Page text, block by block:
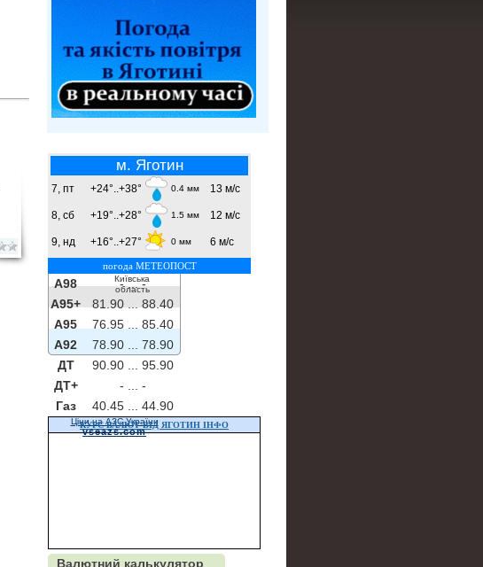
м. Яготин
7, пт +24°..+38° 0.4 мм 13 м/с
8, сб +19°..+28° 1.5 мм 12 м/с
9, нд +16°..+27° 0 мм 6 м/с
погода МЕТЕОПОСТ
Київська
область
A98 - ...-
A95+
81.90 ...
88.40
A95
76.95 ...
85.40
A92
78.90 ...
78.90
ДТ
90.90 ...
95.90
ДТ+
- ...
-
Газ
40.45 ... 44.90
Ціни на АЗС України
vseazs.com
КУРС ВАЛЮТ ВІД ЯГОТИН ІНФО